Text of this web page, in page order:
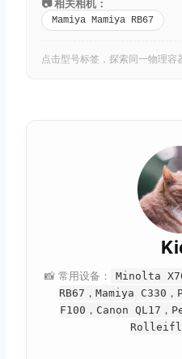
📷 相关相机：
Mamiya Mamiya RB67
点击型号标签，探索同一物理容
📸 常用设备：
Minolta
RB67，Mamiya C330
F100，Canon QL17，